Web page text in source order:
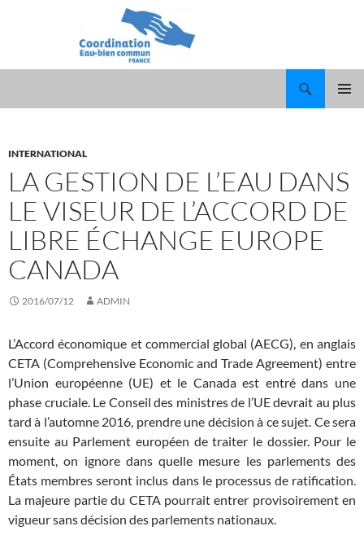
INTERNATIONAL
LA GESTION DE L’EAU DANS
LE VISEUR DE L’ACCORD DE
LIBRE ÉCHANGE EUROPE
CANADA
2016/07/12 ADMIN
L’Accord économique et commercial global (AECG), en anglais
CETA (Comprehensive Economic and Trade Agreement) entre
l’Union européenne (UE) et le Canada est entré dans une
phase cruciale. Le Conseil des ministres de l’UE devrait au plus
tard à l’automne 2016, prendre une décision à ce sujet. Ce sera
ensuite au Parlement européen de traiter le dossier. Pour le
moment, on ignore dans quelle mesure les parlements des
États membres seront inclus dans le processus de ratification.
La majeure partie du CETA pourrait entrer provisoirement en
vigueur sans décision des parlements nationaux.